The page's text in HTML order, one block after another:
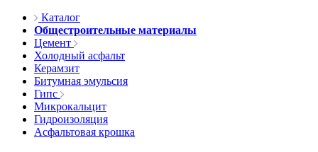
Каталог
Общестроительные материалы
Цемент
Холодный асфальт
Керамзит
Битумная эмульсия
Гипс
Микрокальцит
Гидроизоляция
Асфальтовая крошка